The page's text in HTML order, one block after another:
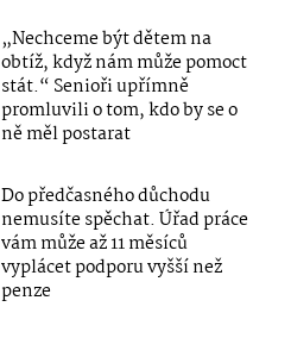
„Nechceme být dětem na
obtíž, když nám může pomoct
stát.“ Senioři upřímně
promluvili o tom, kdo by se o
ně měl postarat
Do předčasného důchodu
nemusíte spěchat. Úřad práce
vám může až 11 měsíců
vyplácet podporu vyšší než
penze